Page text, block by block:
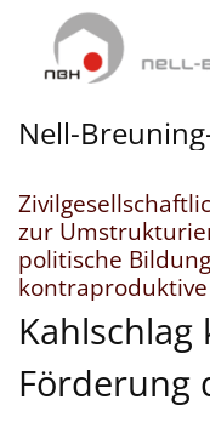
Zum Inhalt springen
Nell-
zur
politische
Förderung